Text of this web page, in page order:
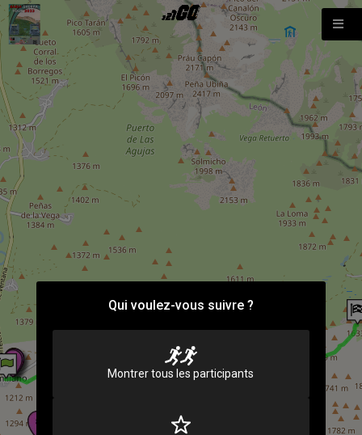
Qui voulez-vous suivre ?
Montrer tous les participants